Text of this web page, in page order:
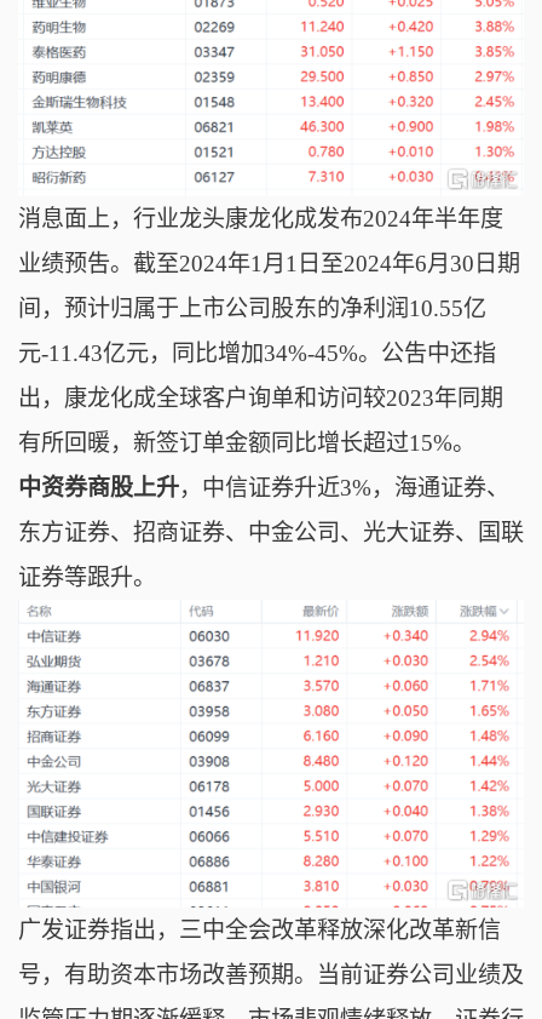
消息面上，行业龙头康龙化成发布2024年半年度
业绩预吿。截至2024年1月1日至2024年6月30日期
间，预计归属于上市公司股东的净利润10.55亿
元-11.43亿元，同比增加34%-45%。公吿中还指
出，康龙化成全球客户询单和访问较2023年同期
有所回暖，新签订单金额同比增长超过15%。
中资券商股上升， 中信证券升近3%，海通证券、
东方证券、招商证券、中金公司、光大证券、国联
证券等跟升。
广发证券指出，三中全会改革释放深化改革新信
号，有助资本市场改善预期。当前证券公司业绩及